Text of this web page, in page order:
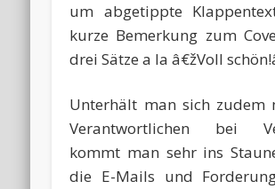
um abgetippte
kurze Bemerkung zum
drei Sätze a la â€žVoll
Unterhält man sich zudem
Verantwortlichen bei
kommt man sehr ins
die E-Mails und